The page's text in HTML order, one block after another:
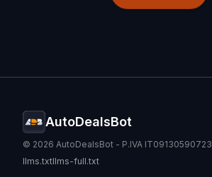
AutoDealsBot
© 2026 AutoDealsBot - P.IVA IT09130590723
llms.txtllms-full.txt